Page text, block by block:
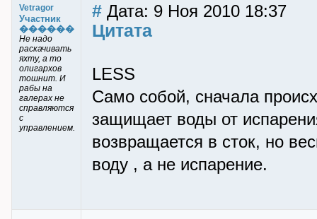
Vetragor
Участник
������
Не надо
раскачивать
яхту, а то
олигархов
тошнит. И
рабы на
галерах не
справляются
с
управлением.
# Дата: 9 Ноя 2010 18:37
Цитата
LESS
Само собой, сначала
защищает воды от
возвращается в сток, но
воду , а не испарение.